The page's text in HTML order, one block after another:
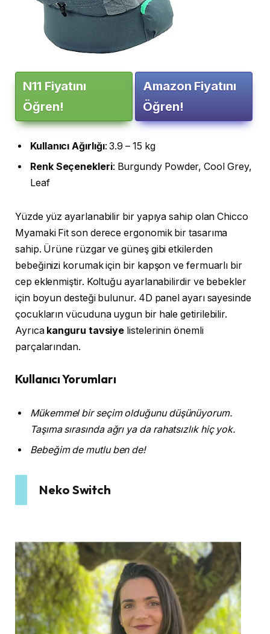
N11 Fiyatını
Öğren!
Amazon Fiyatını
Öğren!
Kullanıcı Ağırlığı: 3.9 – 15 kg
Renk Seçenekleri: Burgundy Powder, Cool Grey,
Leaf
Yüzde yüz ayarlanabilir bir yapıya sahip olan Chicco
Myamaki Fit son derece ergonomik bir tasarıma
sahip. Ürüne rüzgar ve güneş gibi etkilerden
bebeğinizi korumak için bir kapşon ve fermuarlı bir
cep eklenmiştir. Koltuğu ayarlanabilirdir ve bebekler
için boyun desteği bulunur. 4D panel ayarı sayesinde
çocukların vücuduna uygun bir hale getirilebilir.
Ayrıca kanguru tavsiye listelerinin önemli
parçalarından.
Kullanıcı Yorumları
Mükemmel bir seçim olduğunu düşünüyorum.
Taşıma sırasında ağrı ya da rahatsızlık hiç yok.
Bebeğim de mutlu ben de!
Neko Switch